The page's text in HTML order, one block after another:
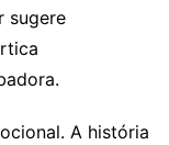
sugere
A história